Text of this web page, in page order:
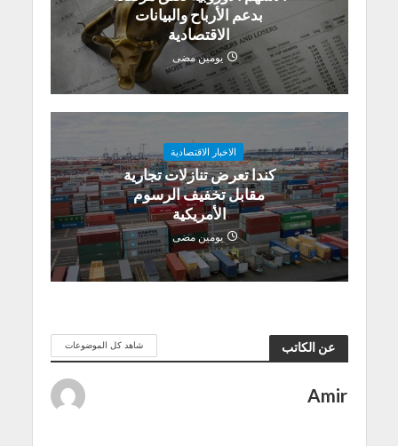
بدعم الأرباح والبيانات
الاقتصادية
يومين مضى
الاخبار الاقتصادية
كندا تعرض تنازلات تجارية
مقابل تخفيف الرسوم
الأمريكية
يومين مضى
عن الكاتب شاهد كل الموضوعات
Amir